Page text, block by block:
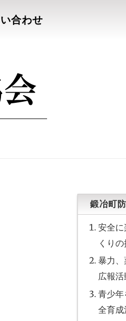
合わせ
鍛冶町
安全
くり
暴力
広報
青少
全育